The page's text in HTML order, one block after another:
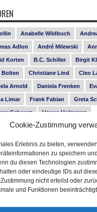
Cookie-Zustimmung
Erlebnis zu bieten,
zu speichern
du diesen Technologien
oder eindeutige IDs auf
nicht erteilst oder
und Funktionen
Anabelle Wildbuch
Adlon André Milewski
Korten B.C. Schiller Birgit
Bolten Christiane Lind Cleo
Arnold Daniela Frenken
Limar Frank Fabian Greta
Schwarz Hanna Holmgren
Fröhling Ina Glahe Ivo Pala
Haubrich Lilly Labord Livia
Blunk Marcus Hünnebeck
Schwermer Nele Bruun
Fitz Nora Amelie René Junge